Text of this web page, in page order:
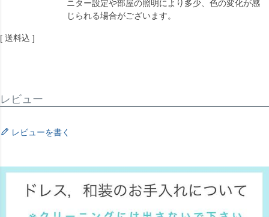
ニター設定や部屋の照明により多少、色の変化が感
じられる場合がございます。
送料込
レビュー
レビューを書く